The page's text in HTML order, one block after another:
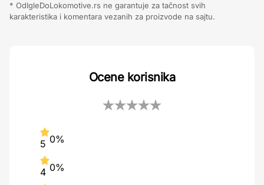
* OdIgleDoLokomotive.rs ne garantuje za tačnost svih
karakteristika i komentara vezanih za proizvode na sajtu.
Ocene korisnika
5 0%
4 0%